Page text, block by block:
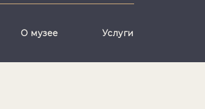
О музее Услуги